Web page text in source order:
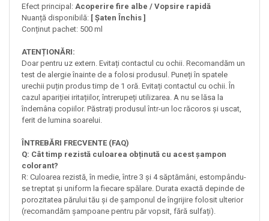
Efect principal: Acoperire fire albe / Vopsire rapidă
Nuanță disponibilă: [ Șaten Închis ]
Conținut pachet: 500 ml
ATENȚIONĂRI:
Doar pentru uz extern. Evitați contactul cu ochii. Recomandăm un
test de alergie înainte de a folosi produsul. Puneți în spatele
urechii puțin produs timp de 1 oră. Evitați contactul cu ochii. În
cazul apariției iritațiilor, întrerupeți utilizarea. A nu se lăsa la
îndemâna copiilor. Păstrați produsul într-un loc răcoros și uscat,
ferit de lumina soarelui.
ÎNTREBĂRI FRECVENTE (FAQ)
Q: Cât timp rezistă culoarea obținută cu acest șampon
colorant?
R: Culoarea rezistă, în medie, între 3 și 4 săptămâni, estompându-
se treptat și uniform la fiecare spălare. Durata exactă depinde de
porozitatea părului tău și de șamponul de îngrijire folosit ulterior
(recomandăm șampoane pentru păr vopsit, fără sulfați).